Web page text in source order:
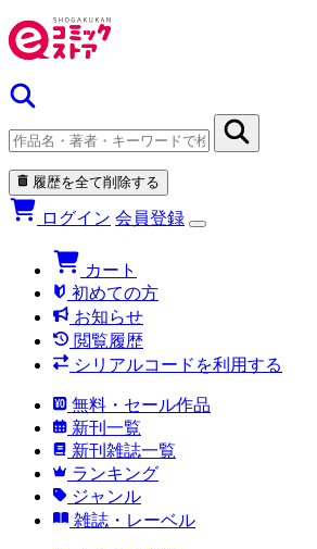
履歴を全て削除する
ログイン 会員登録
カート
初めての方
お知らせ
閲覧履歴
シリアルコードを利用する
無料・セール作品
新刊一覧
新刊雑誌一覧
ランキング
ジャンル
雑誌・レーベル